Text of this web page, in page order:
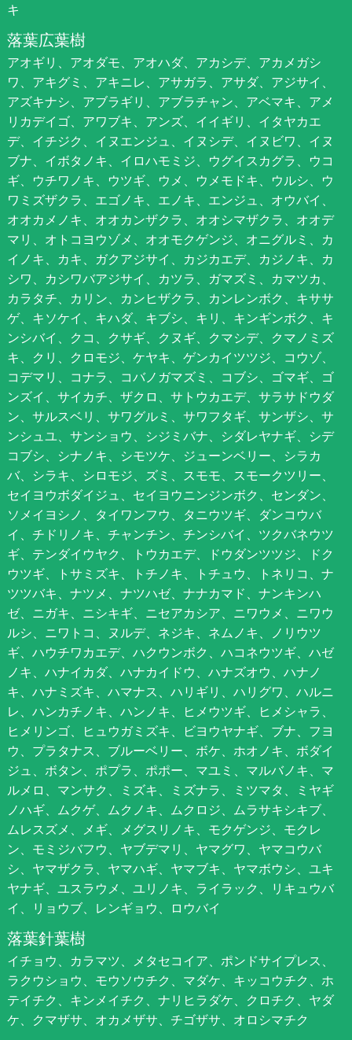
キ
落葉広葉樹
アオギリ、アオダモ、アオハダ、アカシデ、アカメガシ
ワ、アキグミ、アキニレ、アサガラ、アサダ、アジサイ、
アズキナシ、アブラギリ、アブラチャン、アベマキ、アメ
リカデイゴ、アワブキ、アンズ、イイギリ、イタヤカエ
デ、イチジク、イヌエンジュ、イヌシデ、イヌビワ、イヌ
ブナ、イボタノキ、イロハモミジ、ウグイスカグラ、ウコ
ギ、ウチワノキ、ウツギ、ウメ、ウメモドキ、ウルシ、ウ
ワミズザクラ、エゴノキ、エノキ、エンジュ、オウバイ、
オオカメノキ、オオカンザクラ、オオシマザクラ、オオデ
マリ、オトコヨウゾメ、オオモクゲンジ、オニグルミ、カ
イノキ、カキ、ガクアジサイ、カジカエデ、カジノキ、カ
シワ、カシワバアジサイ、カツラ、ガマズミ、カマツカ、
カラタチ、カリン、カンヒザクラ、カンレンボク、キササ
ゲ、キソケイ、キハダ、キブシ、キリ、キンギンボク、キ
ンシバイ、クコ、クサギ、クヌギ、クマシデ、クマノミズ
キ、クリ、クロモジ、ケヤキ、ゲンカイツツジ、コウゾ、
コデマリ、コナラ、コバノガマズミ、コブシ、ゴマギ、ゴ
ンズイ、サイカチ、ザクロ、サトウカエデ、サラサドウダ
ン、サルスベリ、サワグルミ、サワフタギ、サンザシ、サ
ンシュユ、サンショウ、シジミバナ、シダレヤナギ、シデ
コブシ、シナノキ、シモツケ、ジューンベリー、シラカ
バ、シラキ、シロモジ、ズミ、スモモ、スモークツリー、
セイヨウボダイジュ、セイヨウニンジンボク、センダン、
ソメイヨシノ、タイワンフウ、タニウツギ、ダンコウバ
イ、チドリノキ、チャンチン、チンシバイ、ツクバネウツ
ギ、テンダイウヤク、トウカエデ、ドウダンツツジ、ドク
ウツギ、トサミズキ、トチノキ、トチュウ、トネリコ、ナ
ツツバキ、ナツメ、ナツハゼ、ナナカマド、ナンキンハ
ゼ、ニガキ、ニシキギ、ニセアカシア、ニワウメ、ニワウ
ルシ、ニワトコ、ヌルデ、ネジキ、ネムノキ、ノリウツ
ギ、ハウチワカエデ、ハクウンボク、ハコネウツギ、ハゼ
ノキ、ハナイカダ、ハナカイドウ、ハナズオウ、ハナノ
キ、ハナミズキ、ハマナス、ハリギリ、ハリグワ、ハルニ
レ、ハンカチノキ、ハンノキ、ヒメウツギ、ヒメシャラ、
ヒメリンゴ、ヒュウガミズキ、ビヨウヤナギ、ブナ、フヨ
ウ、プラタナス、ブルーベリー、ボケ、ホオノキ、ボダイ
ジュ、ボタン、ポプラ、ポポー、マユミ、マルバノキ、マ
ルメロ、マンサク、ミズキ、ミズナラ、ミツマタ、ミヤギ
ノハギ、ムクゲ、ムクノキ、ムクロジ、ムラサキシキブ、
ムレスズメ、メギ、メグスリノキ、モクゲンジ、モクレ
ン、モミジバフウ、ヤブデマリ、ヤマグワ、ヤマコウバ
シ、ヤマザクラ、ヤマハギ、ヤマブキ、ヤマボウシ、ユキ
ヤナギ、ユスラウメ、ユリノキ、ライラック、リキュウバ
イ、リョウブ、レンギョウ、ロウバイ
落葉針葉樹
イチョウ、カラマツ、メタセコイア、ポンドサイプレス、
ラクウショウ、モウソウチク、マダケ、キッコウチク、ホ
テイチク、キンメイチク、ナリヒラダケ、クロチク、ヤダ
ケ、クマザサ、オカメザサ、チゴザサ、オロシマチク